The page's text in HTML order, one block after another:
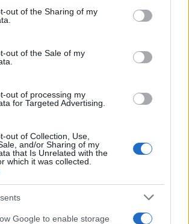
visit or usage behaviour. You may click to
to Google and its third-party tags to
below specified purposes in below Google
out of the Sharing of my
out of the Sale of my
out of processing my
for Targeted Advertising.
out of Collection, Use,
and/or Sharing of my
that Is Unrelated with the
which it was collected.
Google to enable storage
leggere